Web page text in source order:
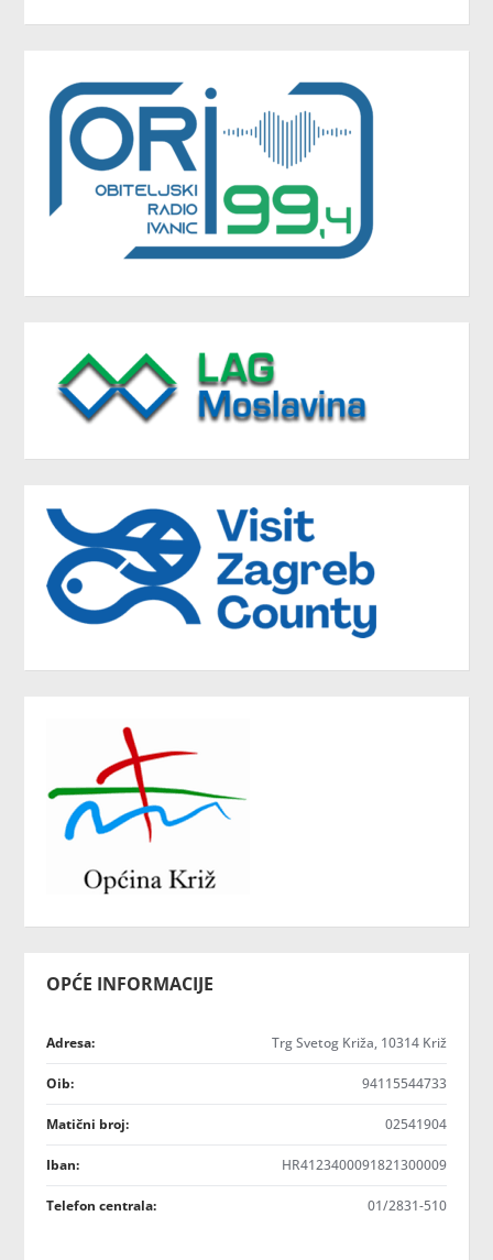
OPĆE INFORMACIJE
Adresa: Trg Svetog Križa, 10314 Križ
Oib: 94115544733
Matični broj: 02541904
Iban: HR4123400091821300009
Telefon centrala: 01/2831-510